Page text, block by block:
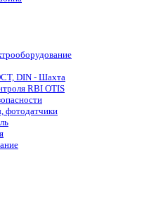
DIN - Шахта
RBI OTIS
фотодатчики